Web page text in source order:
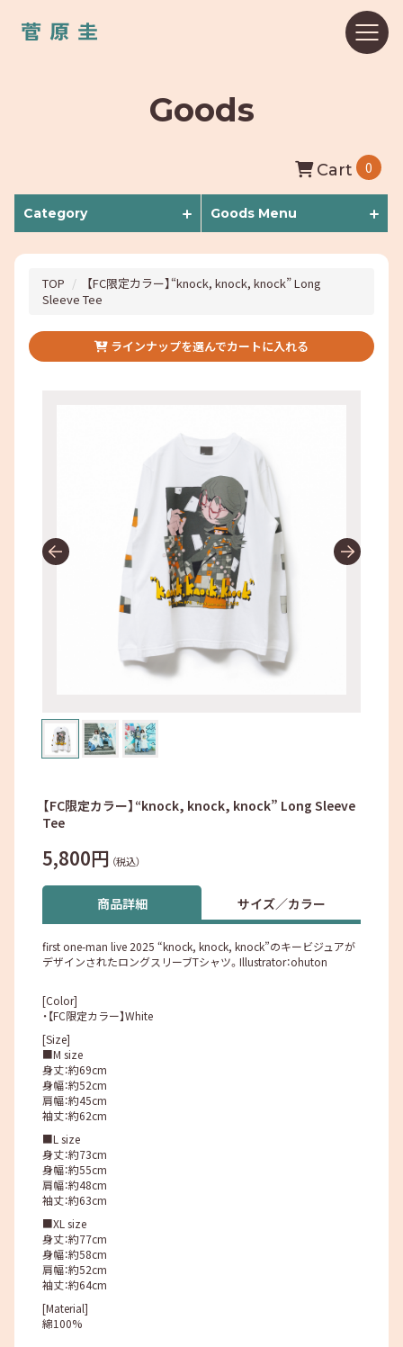
Goods
Cart 0
Category Goods Menu
TOP
【FC限定カラー】“knock, knock, knock” Long
Sleeve Tee
ラインナップを選んでカートに入れる
【FC限定カラー】“knock, knock, knock” Long Sleeve
Tee
5,800円 （税込）
商品詳細 サイズ／カラー
first one-man live 2025 “knock, knock, knock”のキービジュアが
デザインされたロングスリーブTシャツ。Illustrator：ohuton
[Color]
・【FC限定カラー】White
[Size]
■M size
身丈：約69cm
身幅：約52cm
肩幅：約45cm
袖丈：約62cm
■L size
身丈：約73cm
身幅：約55cm
肩幅：約48cm
袖丈：約63cm
■XL size
身丈：約77cm
身幅：約58cm
肩幅：約52cm
袖丈：約64cm
[Material]
綿100%